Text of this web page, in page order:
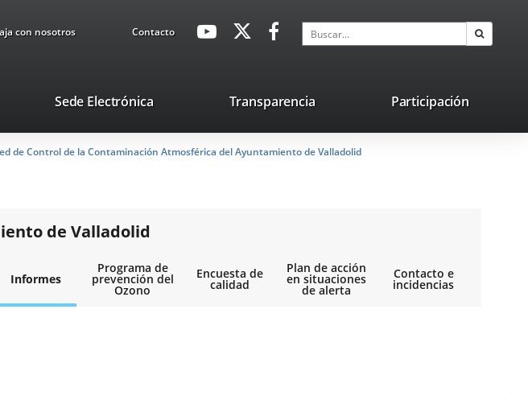
con nosotros ContactoavaHeaderSocial
Enlace
externa.
Enlace
aplicación
externa.
Enlace
aplicación
externa.
Buscar
Sede ElectrónicaEnlace
una
aplicación
Transparencia Participación
de Control de la Contaminación Atmosférica del Ayuntamiento de Valladolid
de Valladolid
Informes
Programa de
prevención del
Ozono
Encuesta de
calidad
Plan de acción
en situaciones
de alerta
Contacto e
incidencias